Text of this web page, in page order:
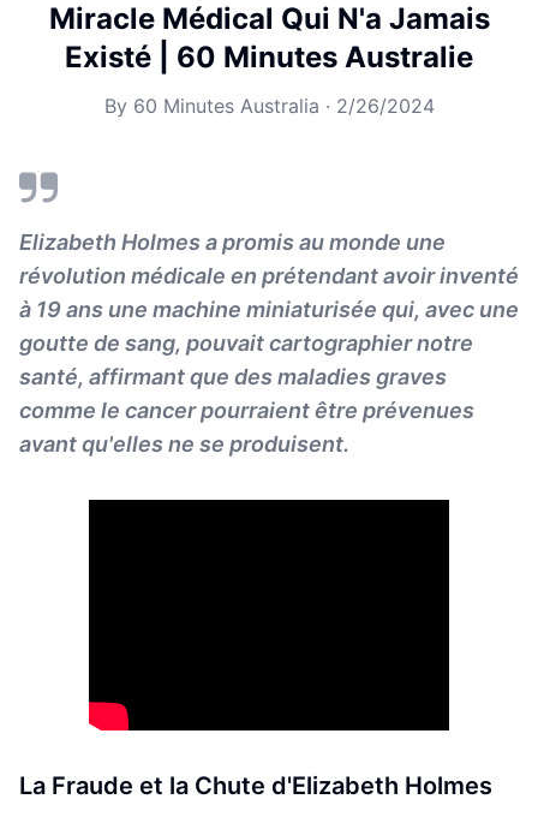
Miracle Médical Qui N'a Jamais
Existé | 60 Minutes Australie
By 60 Minutes Australia · 2/26/2024
Elizabeth Holmes a promis au monde une
révolution médicale en prétendant avoir inventé
à 19 ans une machine miniaturisée qui, avec une
goutte de sang, pouvait cartographier notre
santé, affirmant que des maladies graves
comme le cancer pourraient être prévenues
avant qu'elles ne se produisent.
La Fraude et la Chute d'Elizabeth Holmes